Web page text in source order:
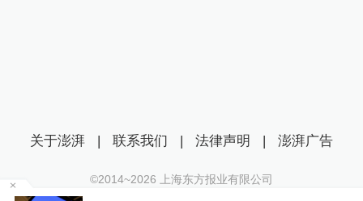
关于澎湃 | 联系我们 | 法律声明 | 澎湃广告
©2014~2026 上海东方报业有限公司